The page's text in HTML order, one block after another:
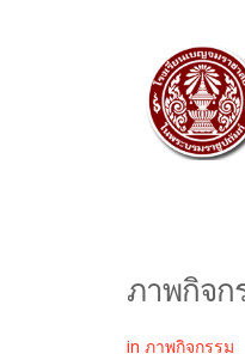
ภาพกิจก
in ภาพกิจกรรม